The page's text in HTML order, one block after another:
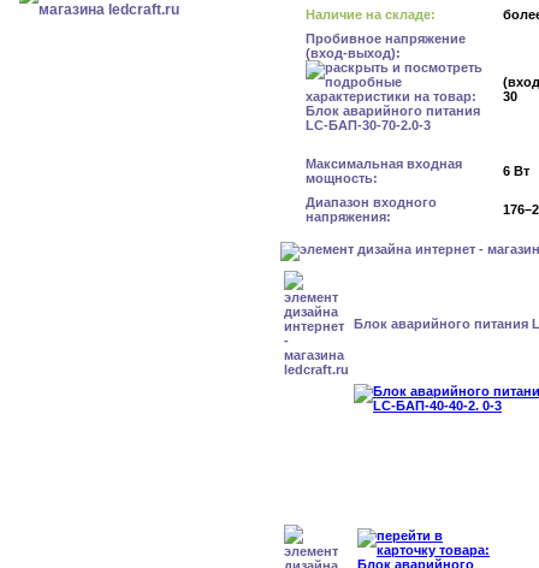
Наличие на складе:
Пробивное напряжение
(вход-выход):
30
Максимальная входная
мощность:
6 Вт
Диапазон входного
напряжения:
Блок аварийного питания